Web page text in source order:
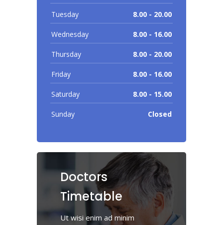
Tuesday 8.00 - 20.00
Wednesday 8.00 - 16.00
Thursday 8.00 - 20.00
Friday 8.00 - 16.00
Saturday 8.00 - 15.00
Sunday Closed
Doctors
Timetable
Ut wisi enim ad minim